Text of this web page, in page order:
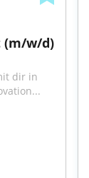
(m/w/d)
dir in